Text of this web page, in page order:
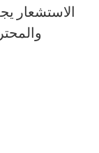
الاستشعار